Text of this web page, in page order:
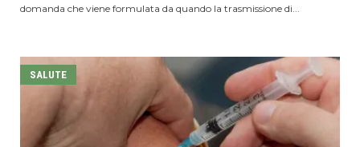
domanda che viene formulata da quando la trasmissione di...
SALUTE